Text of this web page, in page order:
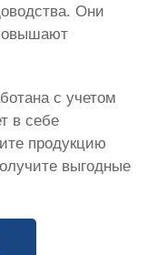
Они
с учетом
в себе
продукцию
выгодные